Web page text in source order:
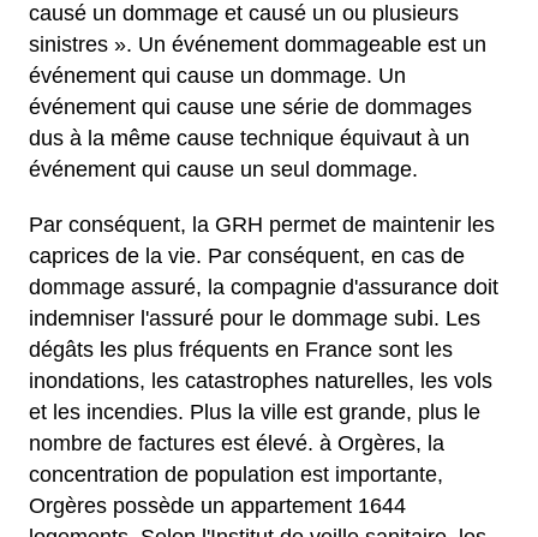
causé un dommage et causé un ou plusieurs
sinistres ». Un événement dommageable est un
événement qui cause un dommage. Un
événement qui cause une série de dommages
dus à la même cause technique équivaut à un
événement qui cause un seul dommage.
Par conséquent, la GRH permet de maintenir les
caprices de la vie. Par conséquent, en cas de
dommage assuré, la compagnie d'assurance doit
indemniser l'assuré pour le dommage subi. Les
dégâts les plus fréquents en France sont les
inondations, les catastrophes naturelles, les vols
et les incendies. Plus la ville est grande, plus le
nombre de factures est élevé. à Orgères, la
concentration de population est importante,
Orgères possède un appartement 1644